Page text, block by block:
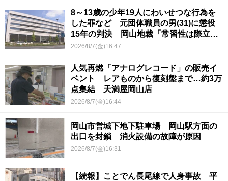
8～13歳の少年19人にわいせつな行為を
した罪など 元団体職員の男(31)に懲役
15年の判決 岡山地裁「常習性は際立っ
ていて被害結果も非常に重い」
2026/8/7(金)16:47
人気再燃「アナログレコード」の販売イ
ベント レアものから復刻盤まで…約3万
点集結 天満屋岡山店
2026/8/7(金)16:44
岡山市営城下地下駐車場 岡山駅方面の
出口を封鎖 消火設備の故障が原因
2026/8/7(金)16:31
【続報】ことでん長尾線で人身事故 平